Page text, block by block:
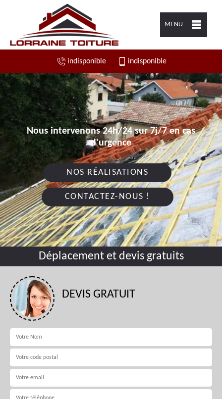
MENU
indisponible indisponible
Nous intervenons 24h/24 sur 7j/7 en cas
d'urgence
NOS RÉALISATIONS
CONTACTEZ-NOUS !
Déplacement et devis gratuits
DEVIS GRATUIT